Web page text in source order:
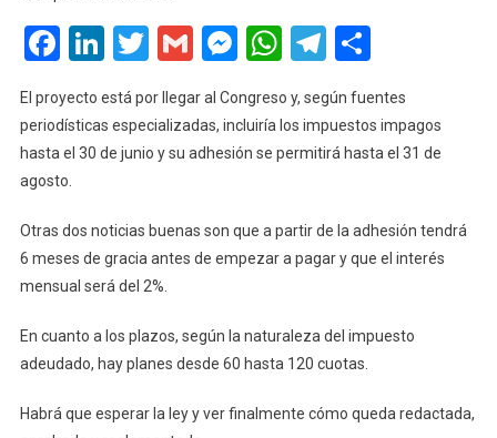
Moratoria
Impositiva
La
Situación
Facebook
LinkedIn
Twitter
GmailMessenger
WhatsApp
Telegram
El proyecto está por llegar al Congreso y, según fuentes
periodísticas especializadas, incluiría los impuestos impagos
hasta el 30 de junio y su adhesión se permitirá hasta el 31 de
agosto.
Otras dos noticias buenas son que a partir de la adhesión tendrá
6 meses de gracia antes de empezar a pagar y que el interés
mensual será del 2%.
En cuanto a los plazos, según la naturaleza del impuesto
adeudado, hay planes desde 60 hasta 120 cuotas.
Habrá que esperar la ley y ver finalmente cómo queda redactada,